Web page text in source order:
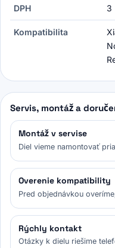
DPH 3
Kompatibilita
Servis, montáž a
Montáž v servise
Diel vieme namontovať
Overenie kompatibility
Pred objednávkou
Rýchly kontakt
Otázky k dielu riešime